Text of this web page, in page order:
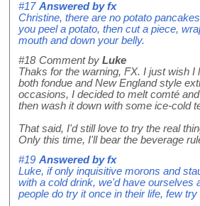
#17 Answered byfx
Christine, there are no potato
you peel a potato, then cut a piece,
mouth and down your belly.
#18 Comment by Luke
Thaks for the warning, FX. I just wish
both fondue and New England style
occasions, I decided to melt comté
then wash it down with some ice-cold
That said, I'd still love to try the real
Only this time, I'll bear the beverage
#19 Answered byfx
Luke, if only inquisitive morons and
with a cold drink, we'd have ourselves
people do try it once in their life, few